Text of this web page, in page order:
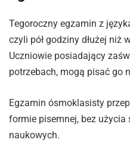
Tegoroczny egzamin z
czyli pół godziny dłużej niż
Uczniowie posiadający
potrzebach, mogą pisać go
Egzamin ósmoklasisty
formie pisemnej, bez użycia
naukowych.